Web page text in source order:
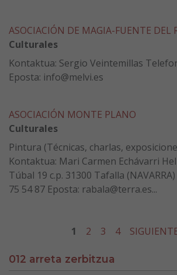
ASOCIACIÓN DE MAGIA-FUENTE DEL
Culturales
Kontaktua: Sergio Veintemillas
Eposta: info@melvi.es
ASOCIACIÓN MONTE PLANO
Culturales
Pintura (Técnicas, charlas,
Kontaktua: Mari Carmen Echávarri
Túbal 19 c.p. 31300 Tafalla
75 54 87 Eposta: rabala@terra.es...
1 2 3 4
012 arreta zerbitzua